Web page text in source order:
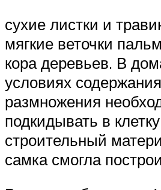
сухие листки и
мягкие веточки
кора деревьев. В
условиях
размножения
подкидывать в клетку
строительный
самка смогла